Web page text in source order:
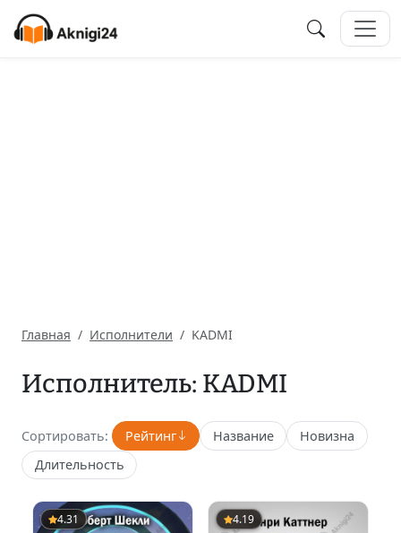
Главная Исполнители KADMI
Исполнитель: KADMI
Сортировать: Рейтинг Название
Новизна
Длительность
4.31 4.19